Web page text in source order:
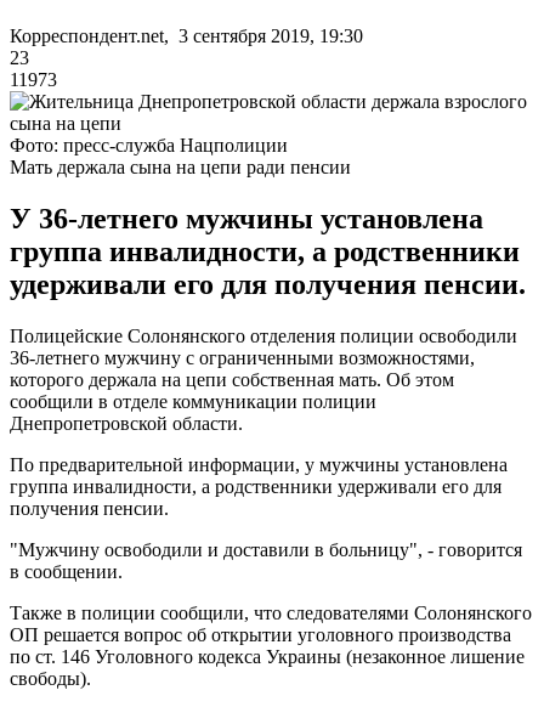
Корреспондент.net, 3 сентября 2019, 19:30
23
11973
Фото: пресс-служба Нацполиции
Мать держала сына на цепи ради пенсии
У 36-летнего мужчины установлена
группа инвалидности, а родственники
удерживали его для получения пенсии.
Полицейские Солонянского отделения полиции освободили
36-летнего мужчину с ограниченными возможностями,
которого держала на цепи собственная мать. Об этом
сообщили в отделе коммуникации полиции
Днепропетровской области.
По предварительной информации, у мужчины установлена
группа инвалидности, а родственники удерживали его для
получения пенсии.
"Мужчину освободили и доставили в больницу", - говорится
в сообщении.
Также в полиции сообщили, что следователями Солонянского
ОП решается вопрос об открытии уголовного производства
по ст. 146 Уголовного кодекса Украины (незаконное лишение
свободы).